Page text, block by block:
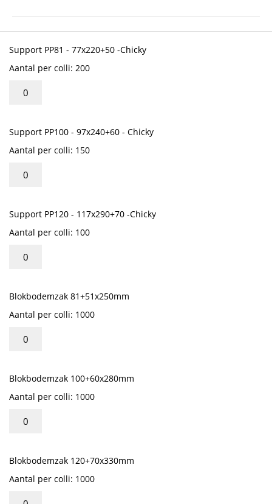
productitems
Support PP81 - 77x220+50 -Chicky
Aantal per colli: 200
Support PP100 - 97x240+60 - Chicky
Aantal per colli: 150
Support PP120 - 117x290+70 -Chicky
Aantal per colli: 100
Blokbodemzak 81+51x250mm
Aantal per colli: 1000
Blokbodemzak 100+60x280mm
Aantal per colli: 1000
Blokbodemzak 120+70x330mm
Aantal per colli: 1000
van
de
afbeeldingen-
gallerij